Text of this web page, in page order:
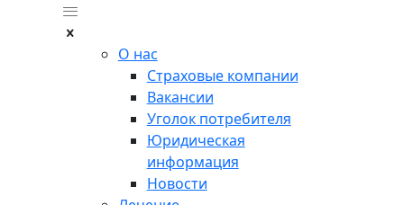
О нас
Страховые компании
Вакансии
Уголок потребителя
Юридическая
информация
Новости